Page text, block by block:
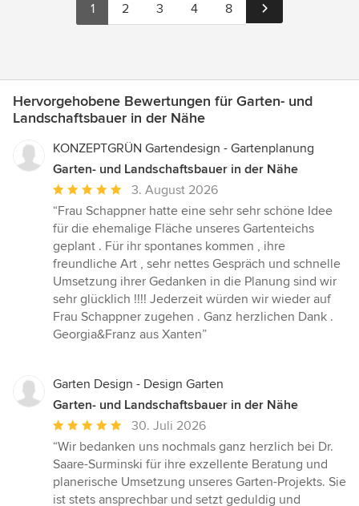
1 2 3 4 8
Hervorgehobene Bewertungen für Garten- und
Landschaftsbauer in der Nähe
KONZEPTGRÜN Gartendesign - Gartenplanung
Garten- und Landschaftsbauer in der Nähe
Durchschnittliche
Bewertung:
5
von
5
Sternen
3. August 2026
“Frau Schappner hatte eine sehr sehr schöne Idee
für die ehemalige Fläche unseres Gartenteichs
geplant . Für ihr spontanes kommen , ihre
freundliche Art , sehr nettes Gespräch und schnelle
Umsetzung ihrer Gedanken in die Planung sind wir
sehr glücklich !!!! Jederzeit würden wir wieder auf
Frau Schappner zugehen . Ganz herzlichen Dank .
Georgia&Franz aus Xanten”
Garten Design - Design Garten
Garten- und Landschaftsbauer in der Nähe
Durchschnittliche
Bewertung:
5
von
5
30. Juli 2026
“Wir bedanken uns nochmals ganz herzlich bei Dr.
Saare-Surminski für ihre exzellente Beratung und
planerische Umsetzung unseres Garten-Projekts. Sie
ist stets ansprechbar und setzt geduldig und